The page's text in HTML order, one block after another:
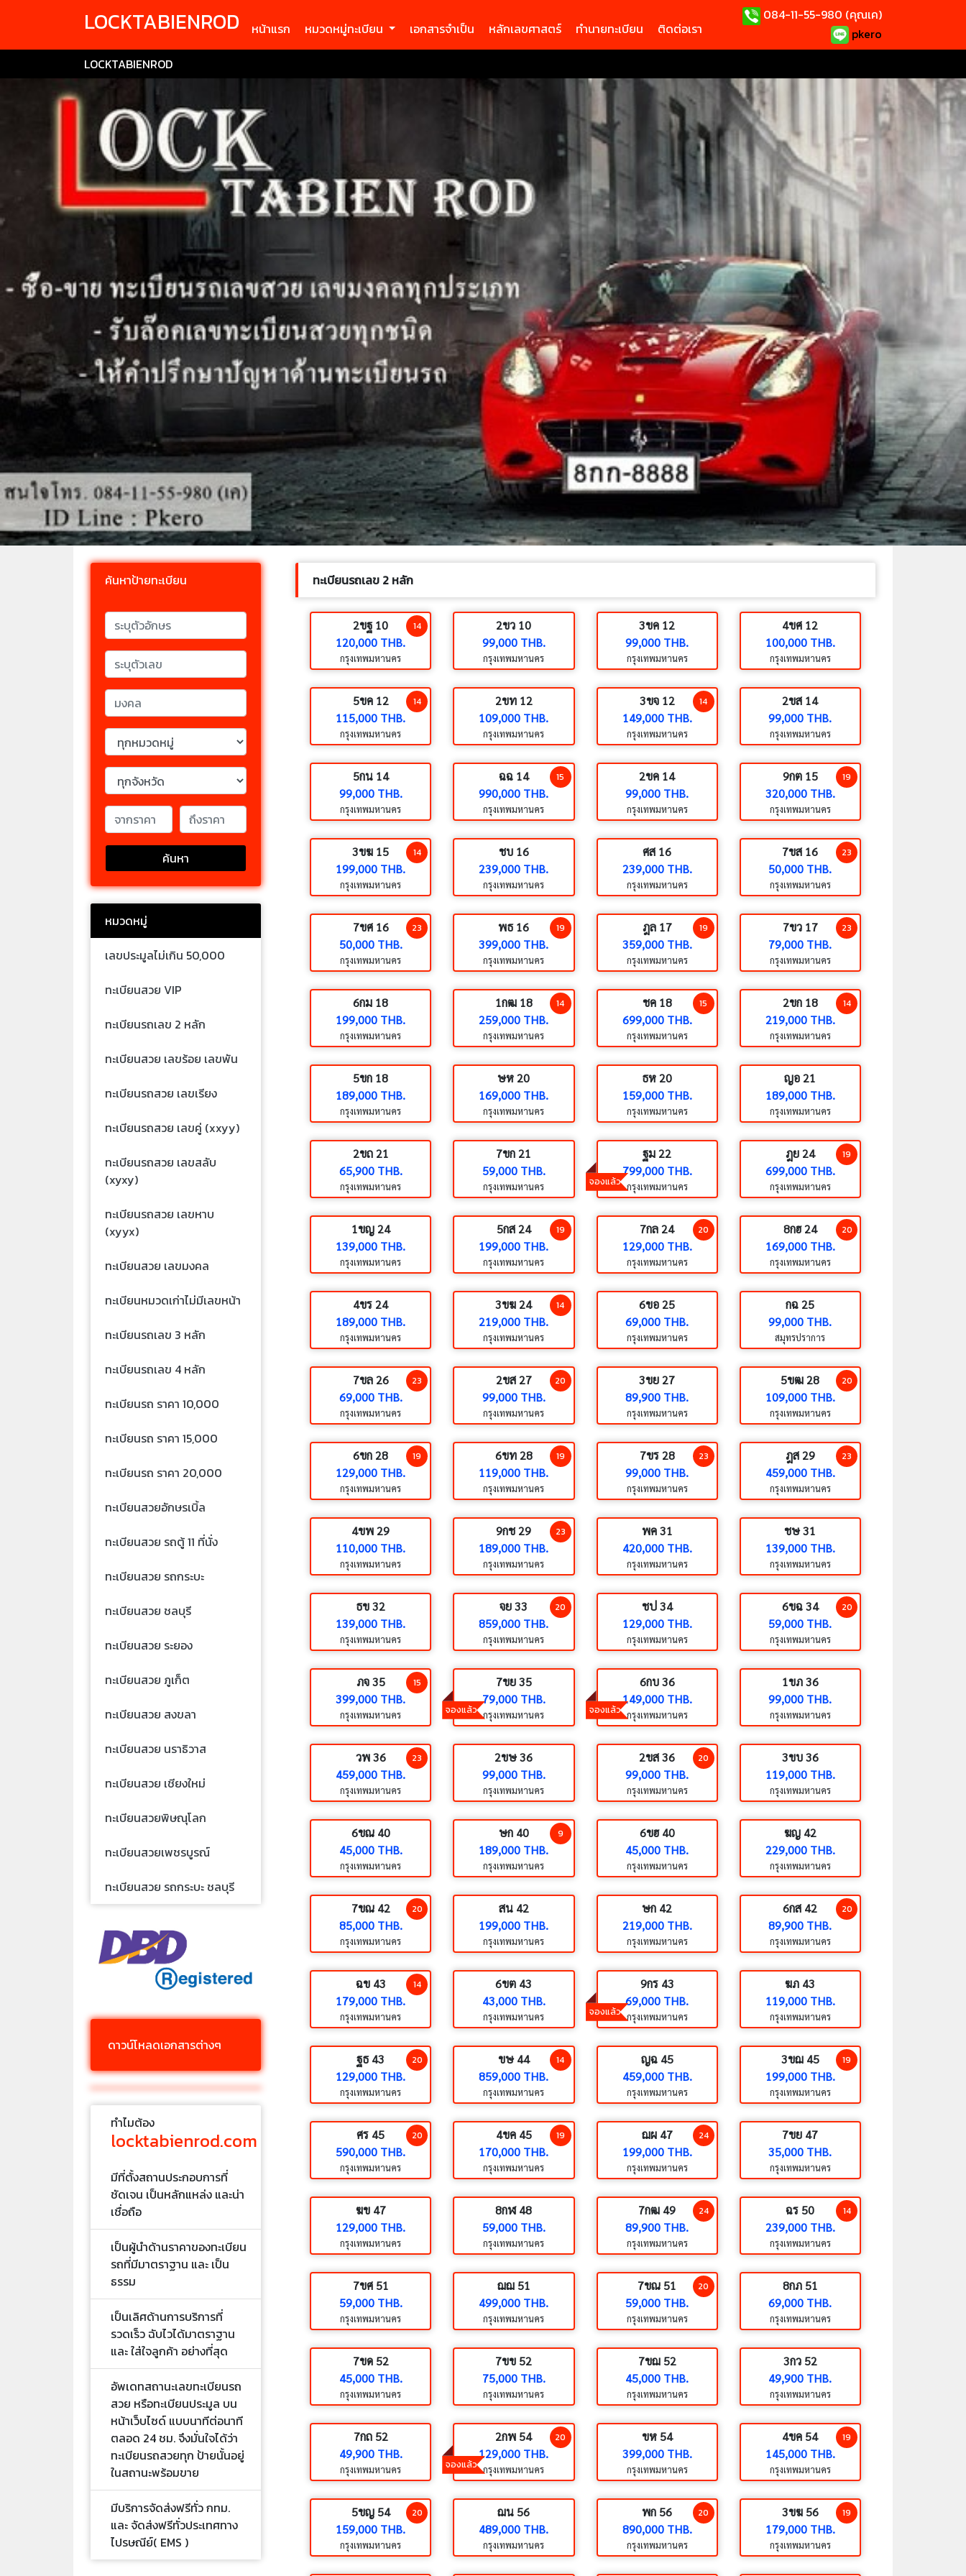
LOCKTABIENROD หน้าแรก หมวดหมู่ทะเบียน เอกสารจำเป็น หลักเลขศาสตร์ ทำนายทะเบียน ติดต่อเรา
084-11-55-980 (คุณเค)
pkero
LOCKTABIENROD
ค้นหาป้ายทะเบียน
ค้นหา
หมวดหมู่
เลขประมูลไม่เกิน 50,000
ทะเบียนสวย VIP
ทะเบียนรถเลข 2 หลัก
ทะเบียนสวย เลขร้อย เลขพัน
ทะเบียนรถสวย เลขเรียง
ทะเบียนรถสวย เลขคู่ (xxyy)
ทะเบียนรถสวย เลขสลับ
(xyxy)
ทะเบียนรถสวย เลขหาบ
(xyyx)
ทะเบียนสวย เลขมงคล
ทะเบียนหมวดเก่าไม่มีเลขหน้า
ทะเบียนรถเลข 3 หลัก
ทะเบียนรถเลข 4 หลัก
ทะเบียนรถ ราคา 10,000
ทะเบียนรถ ราคา 15,000
ทะเบียนรถ ราคา 20,000
ทะเบียนสวยอักษรเบิ้ล
ทะเบียนสวย รถตู้ 11 ที่นั่ง
ทะเบียนสวย รถกระบะ
ทะเบียนสวย ชลบุรี
ทะเบียนสวย ระยอง
ทะเบียนสวย ภูเก็ต
ทะเบียนสวย สงขลา
ทะเบียนสวย นราธิวาส
ทะเบียนสวย เชียงใหม่
ทะเบียนสวยพิษณุโลก
ทะเบียนสวยเพชรบูรณ์
ทะเบียนสวย รถกระบะ ชลบุรี
ดาวน์โหลดเอกสารต่างๆ
ทำไมต้อง
locktabienrod.com
มีที่ตั้งสถานประกอบการที่
ชัดเจน เป็นหลักแหล่ง และน่า
เชื่อถือ
เป็นผู้นำด้านราคาของทะเบียน
รถที่มีมาตราฐาน และ เป็น
ธรรม
เป็นเลิศด้านการบริการที่
รวดเร็ว ฉับไวได้มาตราฐาน
และ ใส่ใจลูกค้า อย่างที่สุด
อัพเดทสถานะเลขทะเบียนรถ
สวย หรือทะเบียนประมูล บน
หน้าเว็บไซด์ แบบนาทีต่อนาที
ตลอด 24 ชม. จึงมั่นใจได้ว่า
ทะเบียนรถสวยทุก ป้ายนั้นอยู่
ในสถานะพร้อมขาย
มีบริการจัดส่งฟรีทั่ว กทม.
และ จัดส่งฟรีทั่วประเทศทาง
ไปรษณีย์( EMS )
ทะเบียนรถเลข 2 หลัก
2ขฐ 10
120,000 THB.
กรุงเทพมหานคร
14
2ขว 10
99,000 THB.
กรุงเทพมหานคร
3ขค 12
99,000 THB.
กรุงเทพมหานคร
4ขศ 12
100,000 THB.
กรุงเทพมหานคร
5ขค 12
115,000 THB.
กรุงเทพมหานคร
14
2ขท 12
109,000 THB.
กรุงเทพมหานคร
3ขจ 12
149,000 THB.
กรุงเทพมหานคร
14
2ขส 14
99,000 THB.
กรุงเทพมหานคร
5กน 14
99,000 THB.
กรุงเทพมหานคร
ฉฉ 14
990,000 THB.
กรุงเทพมหานคร
15
2ขค 14
99,000 THB.
กรุงเทพมหานคร
9กต 15
320,000 THB.
กรุงเทพมหานคร
19
3ขฆ 15
199,000 THB.
กรุงเทพมหานคร
14
ชบ 16
239,000 THB.
กรุงเทพมหานคร
ศส 16
239,000 THB.
กรุงเทพมหานคร
7ขส 16
50,000 THB.
กรุงเทพมหานคร
23
7ขศ 16
50,000 THB.
กรุงเทพมหานคร
23
พธ 16
399,000 THB.
กรุงเทพมหานคร
19
ฎล 17
359,000 THB.
กรุงเทพมหานคร
19
7ขว 17
79,000 THB.
กรุงเทพมหานคร
23
6กม 18
199,000 THB.
กรุงเทพมหานคร
1กฒ 18
259,000 THB.
กรุงเทพมหานคร
14
ชค 18
699,000 THB.
กรุงเทพมหานคร
15
2ขก 18
219,000 THB.
กรุงเทพมหานคร
14
5ขก 18
189,000 THB.
กรุงเทพมหานคร
ษห 20
169,000 THB.
กรุงเทพมหานคร
ธห 20
159,000 THB.
กรุงเทพมหานคร
ญอ 21
189,000 THB.
กรุงเทพมหานคร
2ขถ 21
65,900 THB.
กรุงเทพมหานคร
7ขก 21
59,000 THB.
กรุงเทพมหานคร จองแล้ว
ฐม 22
799,000 THB.
กรุงเทพมหานคร
ฎย 24
699,000 THB.
กรุงเทพมหานคร
19
1ขญ 24
139,000 THB.
กรุงเทพมหานคร
5กส 24
199,000 THB.
กรุงเทพมหานคร
19
7กล 24
129,000 THB.
กรุงเทพมหานคร
20
8กฮ 24
169,000 THB.
กรุงเทพมหานคร
20
4ขร 24
189,000 THB.
กรุงเทพมหานคร
3ขฆ 24
219,000 THB.
กรุงเทพมหานคร
14
6ขอ 25
69,000 THB.
กรุงเทพมหานคร
กฉ 25
99,000 THB.
สมุทรปราการ
7ขล 26
69,000 THB.
กรุงเทพมหานคร
23
2ขส 27
99,000 THB.
กรุงเทพมหานคร
20
3ขย 27
89,900 THB.
กรุงเทพมหานคร
5ขฒ 28
109,000 THB.
กรุงเทพมหานคร
20
6ขก 28
129,000 THB.
กรุงเทพมหานคร
19
6ขท 28
119,000 THB.
กรุงเทพมหานคร
19
7ขร 28
99,000 THB.
กรุงเทพมหานคร
23
ฎส 29
459,000 THB.
กรุงเทพมหานคร
23
4ขพ 29
110,000 THB.
กรุงเทพมหานคร
9กช 29
189,000 THB.
กรุงเทพมหานคร
23
พค 31
420,000 THB.
กรุงเทพมหานคร
ชษ 31
139,000 THB.
กรุงเทพมหานคร
ธข 32
139,000 THB.
กรุงเทพมหานคร
จย 33
859,000 THB.
กรุงเทพมหานคร
20
ชป 34
129,000 THB.
กรุงเทพมหานคร
6ขฉ 34
59,000 THB.
กรุงเทพมหานคร
20
ภจ 35
399,000 THB.
กรุงเทพมหานคร
15
จองแล้ว
7ขย 35
79,000 THB.
กรุงเทพมหานคร จองแล้ว
6กบ 36
149,000 THB.
กรุงเทพมหานคร
1ขภ 36
99,000 THB.
กรุงเทพมหานคร
วพ 36
459,000 THB.
กรุงเทพมหานคร
23
2ขษ 36
99,000 THB.
กรุงเทพมหานคร
2ขส 36
99,000 THB.
กรุงเทพมหานคร
20
3ขบ 36
119,000 THB.
กรุงเทพมหานคร
6ขณ 40
45,000 THB.
กรุงเทพมหานคร
ษก 40
189,000 THB.
กรุงเทพมหานคร
9
6ขฮ 40
45,000 THB.
กรุงเทพมหานคร
ฆญ 42
229,000 THB.
กรุงเทพมหานคร
7ขณ 42
85,000 THB.
กรุงเทพมหานคร
20
สน 42
199,000 THB.
กรุงเทพมหานคร
ษก 42
219,000 THB.
กรุงเทพมหานคร
6กส 42
89,900 THB.
กรุงเทพมหานคร
20
ฉข 43
179,000 THB.
กรุงเทพมหานคร
14
6ขต 43
43,000 THB.
กรุงเทพมหานคร จองแล้ว
9กร 43
69,000 THB.
กรุงเทพมหานคร
ฆภ 43
119,000 THB.
กรุงเทพมหานคร
ฐธ 43
129,000 THB.
กรุงเทพมหานคร
20
ขษ 44
859,000 THB.
กรุงเทพมหานคร
14
ญฉ 45
459,000 THB.
กรุงเทพมหานคร
3ขฌ 45
199,000 THB.
กรุงเทพมหานคร
19
ศร 45
590,000 THB.
กรุงเทพมหานคร
20
4ขค 45
170,000 THB.
กรุงเทพมหานคร
19
ฌผ 47
199,000 THB.
กรุงเทพมหานคร
24
7ขย 47
35,000 THB.
กรุงเทพมหานคร
ฆข 47
129,000 THB.
กรุงเทพมหานคร
8กฬ 48
59,000 THB.
กรุงเทพมหานคร
7กฒ 49
89,900 THB.
กรุงเทพมหานคร
24
ฉร 50
239,000 THB.
กรุงเทพมหานคร
14
7ขศ 51
59,000 THB.
กรุงเทพมหานคร
ฌฌ 51
499,000 THB.
กรุงเทพมหานคร
7ขณ 51
59,000 THB.
กรุงเทพมหานคร
20
8กภ 51
69,000 THB.
กรุงเทพมหานคร
7ขด 52
45,000 THB.
กรุงเทพมหานคร
7ขข 52
75,000 THB.
กรุงเทพมหานคร
7ขฌ 52
45,000 THB.
กรุงเทพมหานคร
3กว 52
49,900 THB.
กรุงเทพมหานคร
7กถ 52
49,900 THB.
กรุงเทพมหานคร จองแล้ว
2กพ 54
129,000 THB.
กรุงเทพมหานคร
20
ขห 54
399,000 THB.
กรุงเทพมหานคร
4ขค 54
145,000 THB.
กรุงเทพมหานคร
19
5ขญ 54
159,000 THB.
กรุงเทพมหานคร
20
ฌน 56
489,000 THB.
กรุงเทพมหานคร
พก 56
890,000 THB.
กรุงเทพมหานคร
20
3ขฆ 56
179,000 THB.
กรุงเทพมหานคร
19